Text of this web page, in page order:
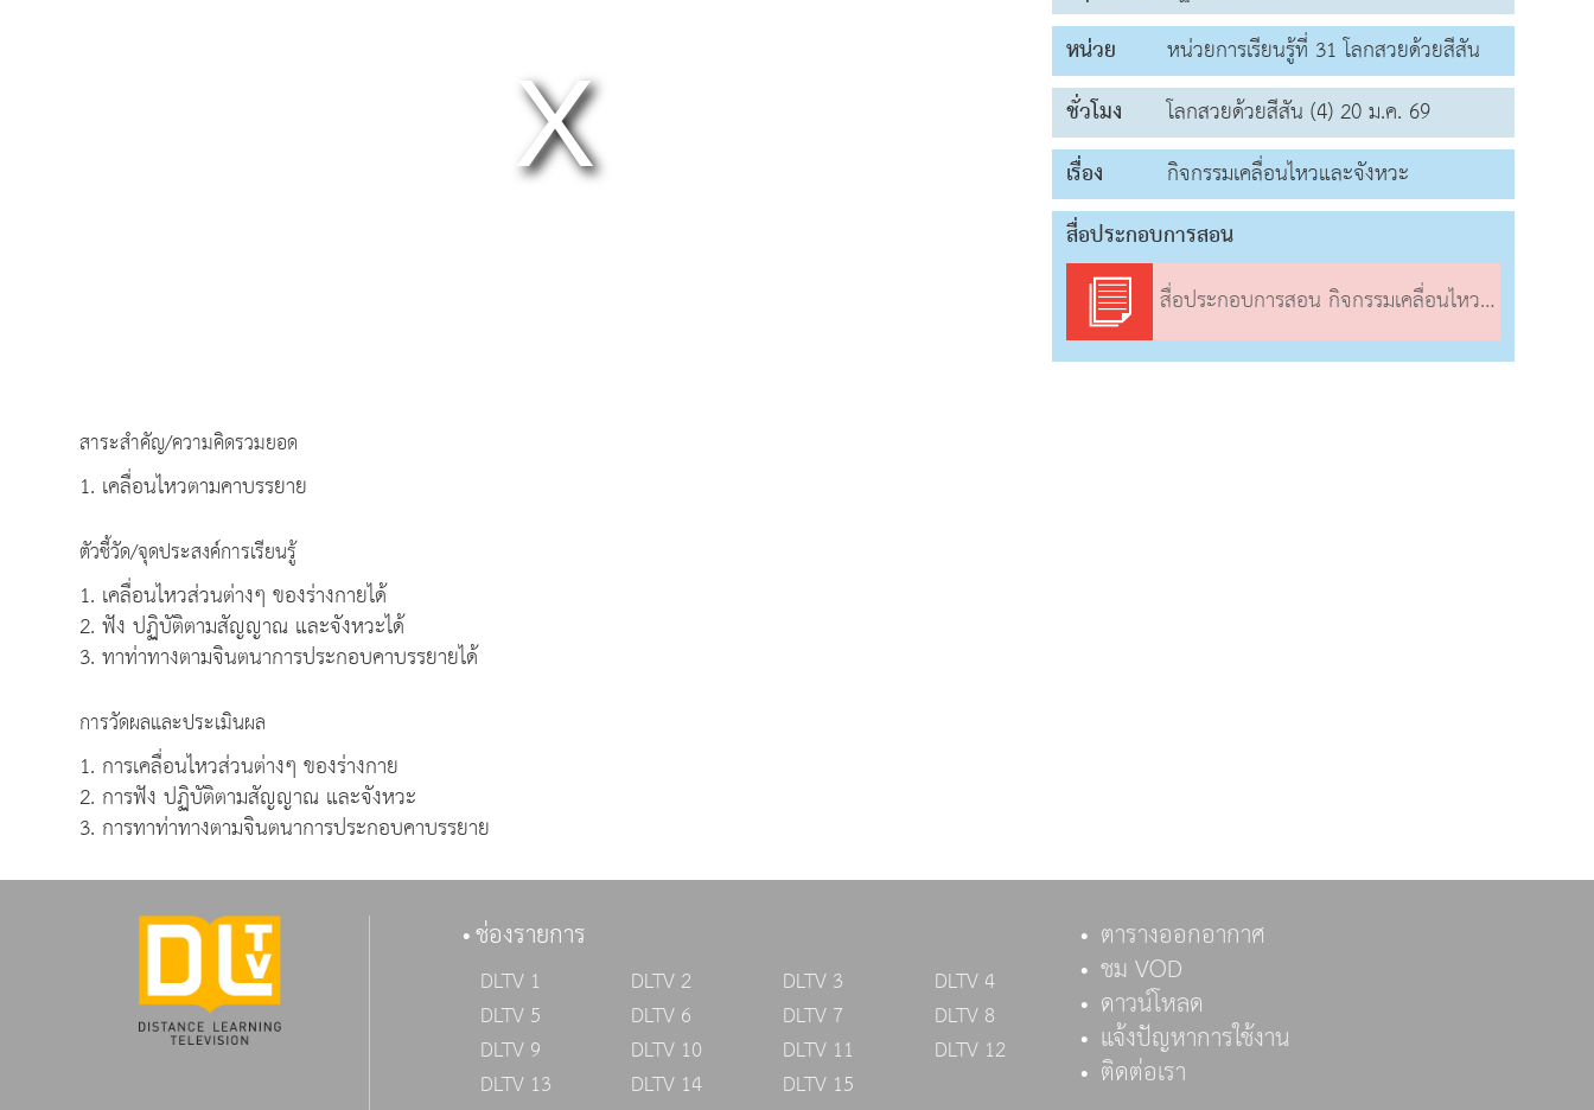
สาระสำคัญ/ความคิดรวมยอด
1. เคลื่อนไหวตามคาบรรยาย
ตัวชี้วัด/จุดประสงค์การเรียนรู้
1. เคลื่อนไหวส่วนต่างๆ ของร่างกายได้
2. ฟัง ปฏิบัติตามสัญญาณ และจังหวะได้
3. ทาท่าทางตามจินตนาการประกอบคาบรรยายได้
การวัดผลและประเมินผล
1. การเคลื่อนไหวส่วนต่างๆ ของร่างกาย
2. การฟัง ปฏิบัติตามสัญญาณ และจังหวะ
3. การทาท่าทางตามจินตนาการประกอบคาบรรยาย
หน่วย
หน่วยการเรียนรู้ที่ 31 โลกสวยด้วยสีสัน
ชั่วโมง
โลกสวยด้วยสีสัน (4) 20 ม.ค. 69
เรื่อง
กิจกรรมเคลื่อนไหวและจังหวะ
สื่อประกอบการสอน
สื่อประกอบการสอน กิจกรรมเคลื่อนไหวและจังหวะ
ช่องรายการ
DLTV 1 DLTV 2 DLTV 3
DLTV 4
DLTV 5
DLTV 6 DLTV 7
DLTV 8
DLTV 9
DLTV 10 DLTV 11
DLTV 12
DLTV 13
DLTV 14 DLTV 15
ตารางออกอากาศ
ชม VOD
ดาวน์โหลด
แจ้งปัญหาการใช้งาน
ติดต่อเรา